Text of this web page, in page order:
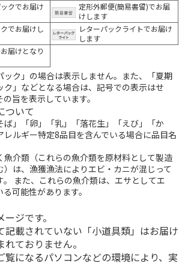
クでお届け
定形外郵便(簡易書留)でお届
けします
でお届けし
レターパックライトでお届け
します
届けとなり
ック」の場合は表示しません。また、「夏期
ク」などとなる場合は、記号での表示はせ
旨を表示しています。
ついて
ば」「卵」「乳」「落花生」「えび」「か
レルギー特定8品目を含んでいる場合に品目名
介類（これらの魚介類を原材料として製造
）は、漁獲漁法によりエビ・カニが混じって
。 また、これらの魚介類は、エサとしてエ
可能性があります。
ジです。
記載されていない「小道具類」はお届け
ておりません。
覧になるパソコンなどの環境により、実